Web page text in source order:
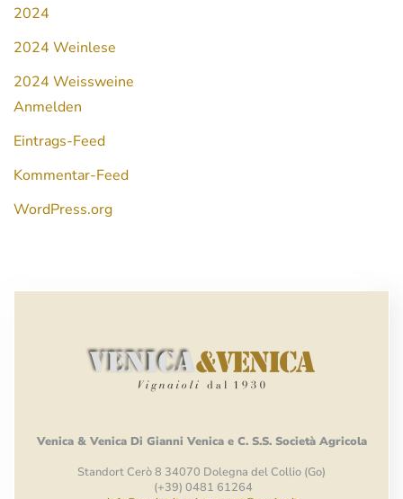
2024
2024 Weinlese
2024 Weissweine
Anmelden
Eintrags-Feed
Kommentar-Feed
WordPress.org
Venica & Venica Di Gianni Venica e C. S.S. Società Agricola
Standort Cerò 8 34070 Dolegna del Collio (Go)
(+39) 0481 61264